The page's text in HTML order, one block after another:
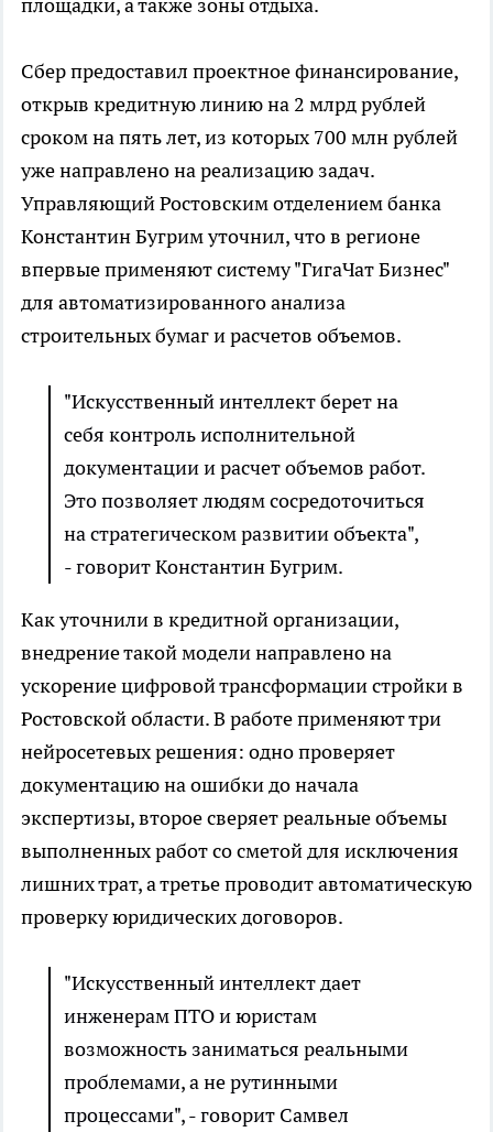
площадки, а также зоны отдыха.
Сбер предоставил проектное финансирование,
открыв кредитную линию на 2 млрд рублей
сроком на пять лет, из которых 700 млн рублей
уже направлено на реализацию задач.
Управляющий Ростовским отделением банка
Константин Бугрим уточнил, что в регионе
впервые применяют систему "ГигаЧат Бизнес"
для автоматизированного анализа
строительных бумаг и расчетов объемов.
"Искусственный интеллект берет на
себя контроль исполнительной
документации и расчет объемов работ.
Это позволяет людям сосредоточиться
на стратегическом развитии объекта",
- говорит Константин Бугрим.
Как уточнили в кредитной организации,
внедрение такой модели направлено на
ускорение цифровой трансформации стройки в
Ростовской области. В работе применяют три
нейросетевых решения: одно проверяет
документацию на ошибки до начала
экспертизы, второе сверяет реальные объемы
выполненных работ со сметой для исключения
лишних трат, а третье проводит автоматическую
проверку юридических договоров.
"Искусственный интеллект дает
инженерам ПТО и юристам
возможность заниматься реальными
проблемами, а не рутинными
процессами", - говорит Самвел